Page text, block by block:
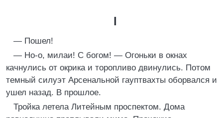
I
— Пошел!
— Но-о, милаи! С богом! — Огоньки в окнах
качнулись от окрика и торопливо двинулись. Потом
темный силуэт Арсенальной гауптвахты оборвался и
ушел назад. В прошлое.
Тройка летела Литейным проспектом. Дома